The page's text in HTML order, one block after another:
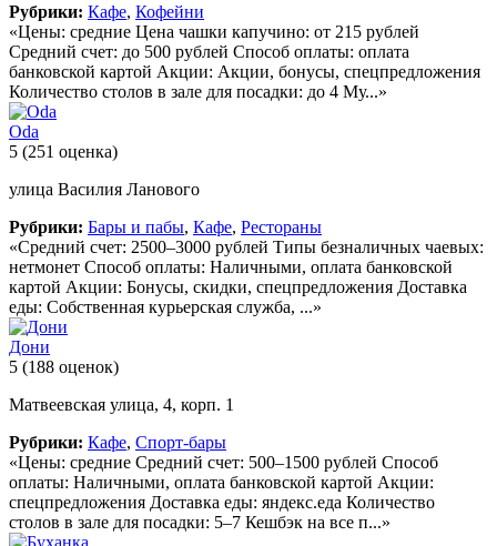
Рубрики: Кафе, Кофейни
«Цены: средние Цена чашки капучино: от 215 рублей
Средний счет: до 500 рублей Способ оплаты: оплата
банковской картой Акции: Акции, бонусы, спецпредложения
Количество столов в зале для посадки: до 4 Му...»
Oda
5 (251 оценка)
улица Василия Ланового
Рубрики: Бары и пабы, Кафе, Рестораны
«Средний счет: 2500–3000 рублей Типы безналичных чаевых:
нетмонет Способ оплаты: Наличными, оплата банковской
картой Акции: Бонусы, скидки, спецпредложения Доставка
еды: Собственная курьерская служба, ...»
Дони
5 (188 оценок)
Матвеевская улица, 4, корп. 1
Рубрики: Кафе, Спорт-бары
«Цены: средние Средний счет: 500–1500 рублей Способ
оплаты: Наличными, оплата банковской картой Акции:
спецпредложения Доставка еды: яндекс.еда Количество
столов в зале для посадки: 5–7 Кешбэк на все п...»